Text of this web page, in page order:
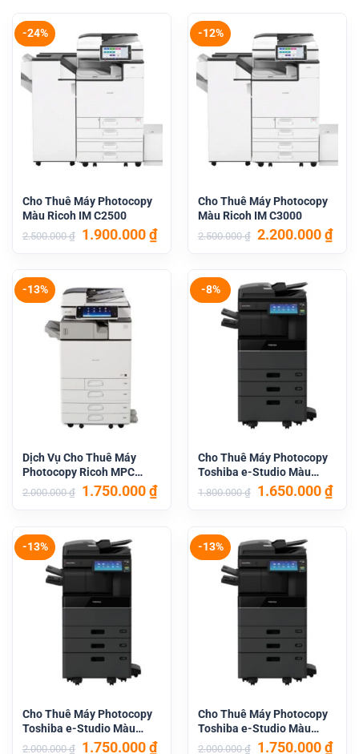
-24%
Cho Thuê Máy Photocopy
Màu Ricoh IM C2500
2.500.000₫
Giá
1.900.000₫Giá
hiện
1.900.000 ₫.
-12%
Cho Thuê Máy Photocopy
Màu Ricoh IM C3000
2.500.000₫ Giá
2.200.000₫Giá
hiện
-13%
Dịch Vụ Cho Thuê Máy
Photocopy Ricoh MPC
6004
2.000.000₫
Giá
1.750.000₫Giá
hiện
1.750.000 ₫.
-8%
Cho Thuê Máy Photocopy
Toshiba e-Studio Màu
3515AC
1.800.000₫
Giá
1.650.000₫Giá
hiện
-13%
Cho Thuê Máy Photocopy
Toshiba e-Studio Màu
5015AC
2.000.000₫
Giá
1.750.000₫Giá
-13%
Cho Thuê Máy Photocopy
Toshiba e-Studio Màu
4515AC
2.000.000₫
Giá
1.750.000₫Giá